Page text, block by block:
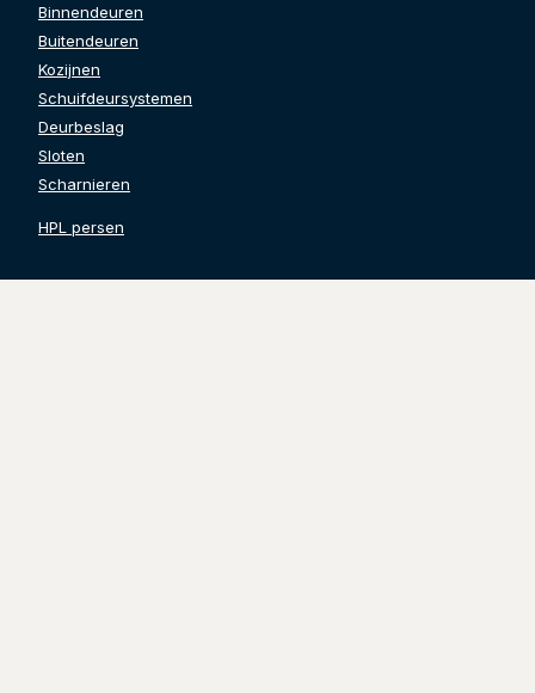
Binnendeuren
Buitendeuren
Kozijnen
Schuifdeursystemen
Deurbeslag
Sloten
Scharnieren
HPL persen